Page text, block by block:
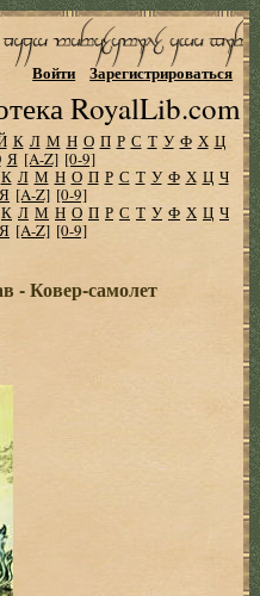
RoyalLib.com
Войти Зарегистрироваться
К Л М Н О П Р С Т У Ф Х Ц
Я [A-Z] [0-9]
К Л М Н О П Р С Т У Ф Х Ц Ч
Я [A-Z] [0-9]
К Л М Н О П Р С Т У Ф Х Ц Ч
Я [A-Z] [0-9]
- Ковер-самолет